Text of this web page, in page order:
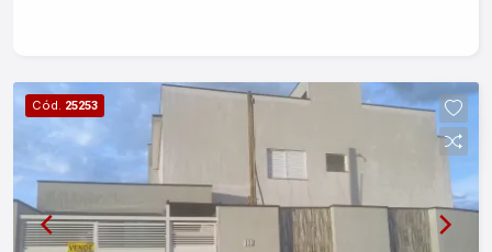
qualidade de vida e praticidade. Entre em contato
para mais informações e agende sua visita!
Cód. 25253